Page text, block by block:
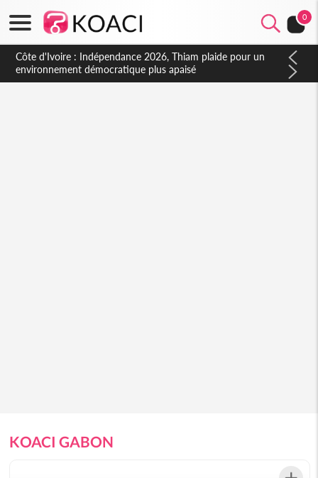
0
Côte d'Ivoire : Indépendance 2026, Thiam plaide pour un
environnement démocratique plus apaisé
KOACI GABON